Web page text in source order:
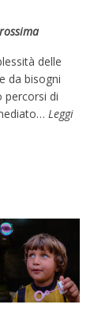
delle
da bisogni
percorsi di
Leggi